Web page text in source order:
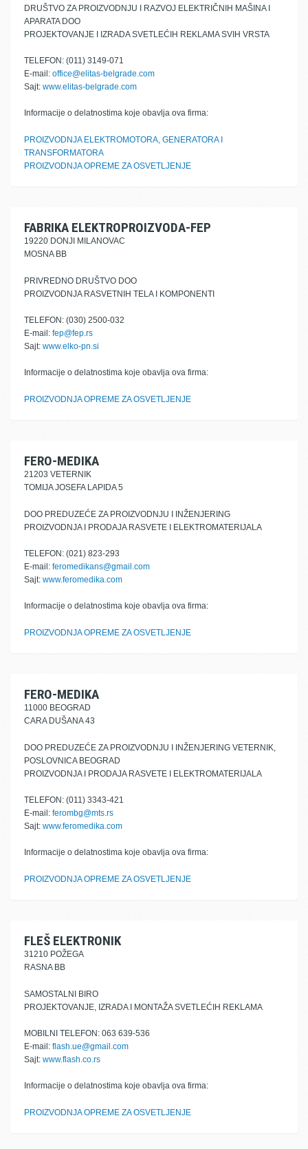
DRUŠTVO ZA PROIZVODNJU I RAZVOJ ELEKTRIČNIH MAŠINA I
APARATA DOO
PROJEKTOVANJE I IZRADA SVETLEĆIH REKLAMA SVIH VRSTA
TELEFON: (011) 3149-071
E-mail: office@elitas-belgrade.com
Sajt: www.elitas-belgrade.com
Informacije o delatnostima koje obavlja ova firma:
PROIZVODNJA ELEKTROMOTORA, GENERATORA I
TRANSFORMATORA
PROIZVODNJA OPREME ZA OSVETLJENJE
FABRIKA ELEKTROPROIZVODA-FEP
19220 DONJI MILANOVAC
MOSNA BB
PRIVREDNO DRUŠTVO DOO
PROIZVODNJA RASVETNIH TELA I KOMPONENTI
TELEFON: (030) 2500-032
E-mail: fep@fep.rs
Sajt: www.elko-pn.si
Informacije o delatnostima koje obavlja ova firma:
PROIZVODNJA OPREME ZA OSVETLJENJE
FERO-MEDIKA
21203 VETERNIK
TOMIJA JOSEFA LAPIDA 5
DOO PREDUZEĆE ZA PROIZVODNJU I INŽENJERING
PROIZVODNJA I PRODAJA RASVETE I ELEKTROMATERIJALA
TELEFON: (021) 823-293
E-mail: feromedikans@gmail.com
Sajt: www.feromedika.com
Informacije o delatnostima koje obavlja ova firma:
PROIZVODNJA OPREME ZA OSVETLJENJE
FERO-MEDIKA
11000 BEOGRAD
CARA DUŠANA 43
DOO PREDUZEĆE ZA PROIZVODNJU I INŽENJERING VETERNIK,
POSLOVNICA BEOGRAD
PROIZVODNJA I PRODAJA RASVETE I ELEKTROMATERIJALA
TELEFON: (011) 3343-421
E-mail: ferombg@mts.rs
Sajt: www.feromedika.com
Informacije o delatnostima koje obavlja ova firma:
PROIZVODNJA OPREME ZA OSVETLJENJE
FLEŠ ELEKTRONIK
31210 POŽEGA
RASNA BB
SAMOSTALNI BIRO
PROJEKTOVANJE, IZRADA I MONTAŽA SVETLEĆIH REKLAMA
MOBILNI TELEFON: 063 639-536
E-mail: flash.ue@gmail.com
Sajt: www.flash.co.rs
Informacije o delatnostima koje obavlja ova firma:
PROIZVODNJA OPREME ZA OSVETLJENJE